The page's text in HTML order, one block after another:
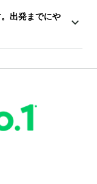
出発までにや